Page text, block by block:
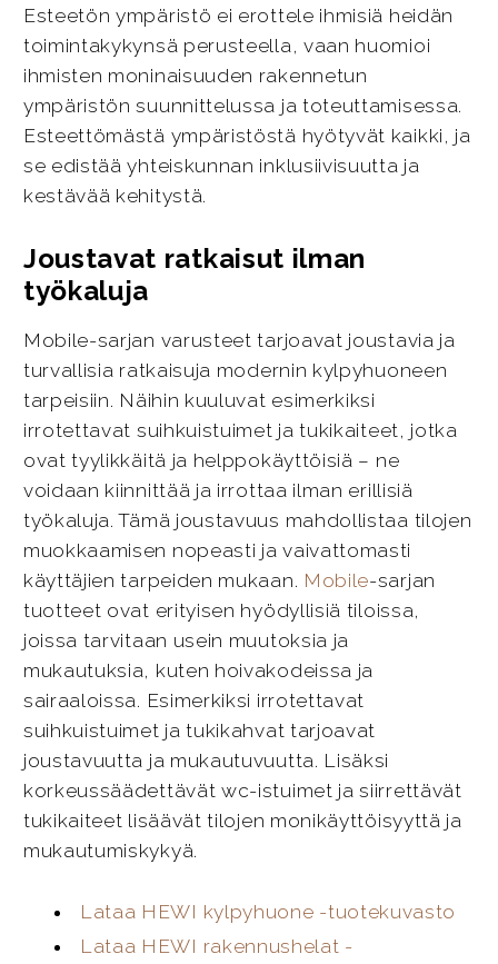
Esteetön ympäristö ei erottele ihmisiä heidän
toimintakykynsä perusteella, vaan huomioi
ihmisten moninaisuuden rakennetun
ympäristön suunnittelussa ja toteuttamisessa.
Esteettömästä ympäristöstä hyötyvät kaikki, ja
se edistää yhteiskunnan inklusiivisuutta ja
kestävää kehitystä.
Joustavat ratkaisut ilman
työkaluja
Mobile-sarjan varusteet tarjoavat joustavia ja
turvallisia ratkaisuja modernin kylpyhuoneen
tarpeisiin. Näihin kuuluvat esimerkiksi
irrotettavat suihkuistuimet ja tukikaiteet, jotka
ovat tyylikkäitä ja helppokäyttöisiä – ne
voidaan kiinnittää ja irrottaa ilman erillisiä
työkaluja. Tämä joustavuus mahdollistaa tilojen
muokkaamisen nopeasti ja vaivattomasti
käyttäjien tarpeiden mukaan. Mobile-sarjan
tuotteet ovat erityisen hyödyllisiä tiloissa,
joissa tarvitaan usein muutoksia ja
mukautuksia, kuten hoivakodeissa ja
sairaaloissa. Esimerkiksi irrotettavat
suihkuistuimet ja tukikahvat tarjoavat
joustavuutta ja mukautuvuutta. Lisäksi
korkeussäädettävät wc-istuimet ja siirrettävät
tukikaiteet lisäävät tilojen monikäyttöisyyttä ja
mukautumiskykyä.
Lataa HEWI kylpyhuone -tuotekuvasto
Lataa HEWI rakennushelat -